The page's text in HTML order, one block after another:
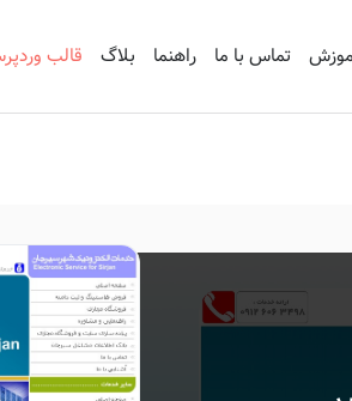
تماس با ما راهنما بلاگ قالب